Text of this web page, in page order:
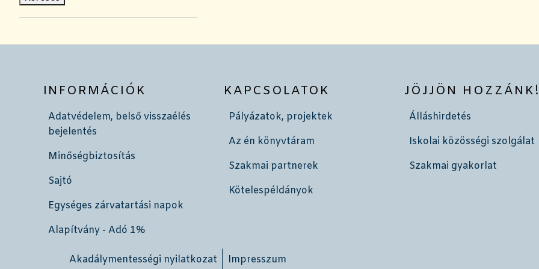
INFORMÁCIÓK
Adatvédelem, belső visszaélés
bejelentés
Minőségbiztosítás
Sajtó
Egységes zárvatartási napok
Alapítvány - Adó 1%
KAPCSOLATOK
Pályázatok, projektek
Az én könyvtáram
Szakmai partnerek
Kötelespéldányok
JÖJJÖN
Álláshirdetés
Iskolai közösségi szolgálat
Szakmai gyakorlat
Akadálymentességi nyilatkozat Impresszum